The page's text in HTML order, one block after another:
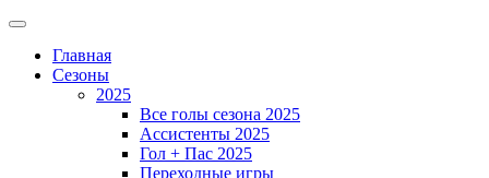
Главная
Сезоны
2025
Все голы сезона 2025
Ассистенты 2025
Гол + Пас 2025
Переходные игры